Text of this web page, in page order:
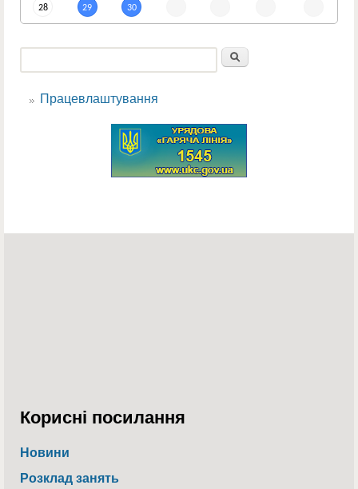
28 29 30
Пошукова форма
Працевлаштування
Корисні посилання
Новини
Розклад занять